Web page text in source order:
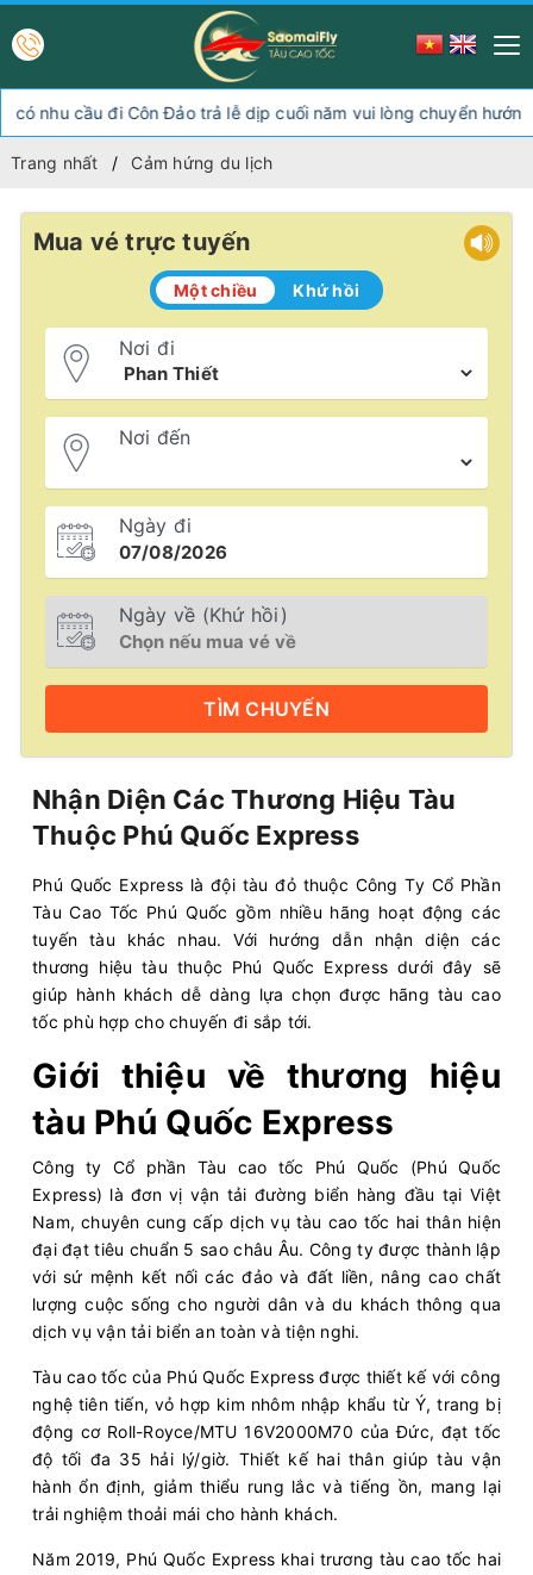
cầu đi Côn Đảo trả lễ dịp cuối năm vui lòng chuyển hướng
Trang nhất Cảm hứng du lịch
Mua vé trực tuyến
Một chiều Khứ hồi
Nơi đi
Nơi đến
Ngày đi
Ngày về (Khứ hồi)
TÌM CHUYẾN
Nhận Diện Các Thương Hiệu Tàu
Thuộc Phú Quốc Express
Phú Quốc Express là đội tàu đỏ thuộc Công Ty Cổ Phần
Tàu Cao Tốc Phú Quốc gồm nhiều hãng hoạt động các
tuyến tàu khác nhau. Với hướng dẫn nhận diện các
thương hiệu tàu thuộc Phú Quốc Express dưới đây sẽ
giúp hành khách dễ dàng lựa chọn được hãng tàu cao
tốc phù hợp cho chuyến đi sắp tới.
Giới thiệu về thương hiệu
tàu Phú Quốc Express
​Công ty Cổ phần Tàu cao tốc Phú Quốc (Phú Quốc
Express) là đơn vị vận tải đường biển hàng đầu tại Việt
Nam, chuyên cung cấp dịch vụ tàu cao tốc hai thân hiện
đại đạt tiêu chuẩn 5 sao châu Âu. Công ty được thành lập
với sứ mệnh kết nối các đảo và đất liền, nâng cao chất
lượng cuộc sống cho người dân và du khách thông qua
dịch vụ vận tải biển an toàn và tiện nghi.​
Tàu cao tốc của Phú Quốc Express được thiết kế với công
nghệ tiên tiến, vỏ hợp kim nhôm nhập khẩu từ Ý, trang bị
động cơ Roll-Royce/MTU 16V2000M70 của Đức, đạt tốc
độ tối đa 35 hải lý/giờ. Thiết kế hai thân giúp tàu vận
hành ổn định, giảm thiểu rung lắc và tiếng ồn, mang lại
trải nghiệm thoải mái cho hành khách. ​
Năm 2019, Phú Quốc Express khai trương tàu cao tốc hai